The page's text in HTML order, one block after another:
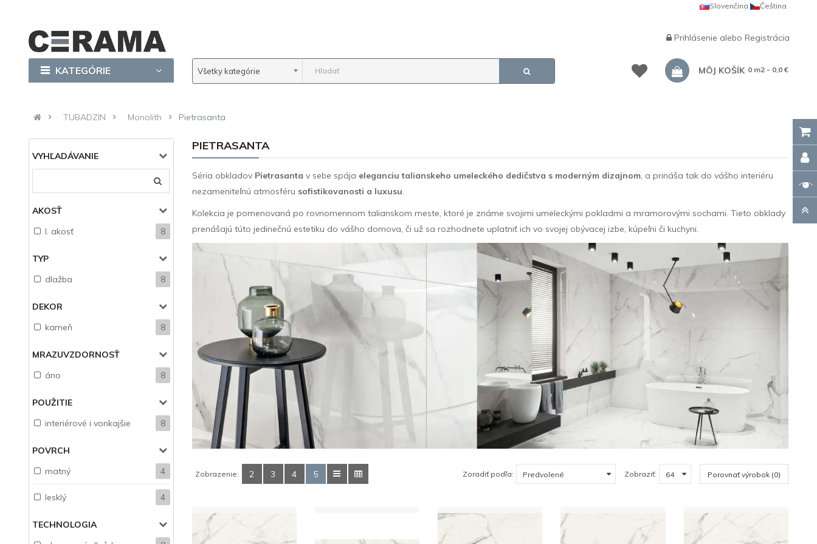
Čeština
Slovenčina
Prihlásenie alebo Registrácia
KATEGÓRIE Všetky kategórie MÔJ KOŠÍK 0 m2 - 0,0 €
TUBADZIN Monolith Pietrasanta
VYHĽADÁVANIE
AKOSŤ
I. akosť
8
TYP
dlažba
8
DEKOR
kameň
8
MRAZUVZDORNOSŤ
áno
8
POUŽITIE
interiérové i vonkajšie
8
POVRCH
matný
4
lesklý 4
TECHNOLOGIA
PIETRASANTA
Séria obkladov Pietrasanta v sebe spája eleganciu talianskeho umeleckého dedičstva s moderným dizajnom, a prináša tak do vášho interiéru
nezameniteľnú atmosféru sofistikovanosti a luxusu.
Kolekcia je pomenovaná po rovnomennom talianskom meste, ktoré je známe svojimi umeleckými pokladmi a mramorovými sochami. Tieto obklady
prenášajú túto jedinečnú estetiku do vášho domova, či už sa rozhodnete uplatniť ich vo svojej obývacej izbe, kúpeľni či kuchyni.
Zobrazenie: 2 3 4 5 Zoradiť podľa: Zobraziť: Porovnať výrobok (0)